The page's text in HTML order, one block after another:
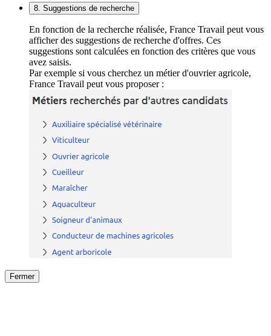
8. Suggestions de recherche
En fonction de la recherche réalisée, France Travail peut vous
afficher des suggestions de recherche d'offres. Ces
suggestions sont calculées en fonction des critères que vous
avez saisis.
Par exemple si vous cherchez un métier d'ouvrier agricole,
France Travail peut vous proposer :
Fermer